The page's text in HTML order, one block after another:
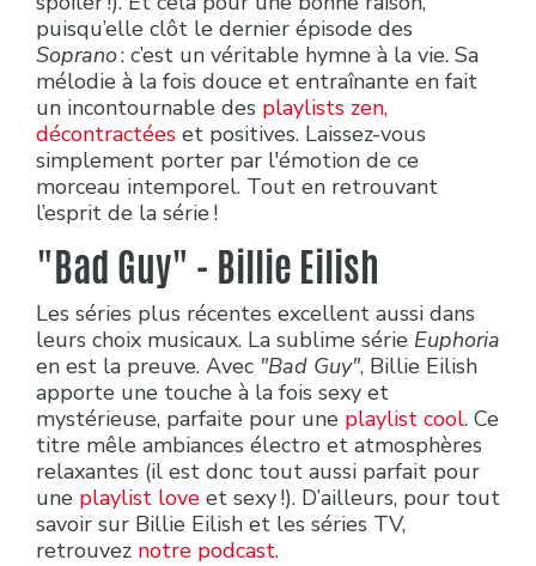
puisqu’elle clôt le dernier épisode des
Soprano: c’est un véritable hymne à la vie. Sa
mélodie à la fois douce et entraînante en fait
un incontournable des playlists zen,
décontractées et positives. Laissez-vous
simplement porter par l'émotion de ce
morceau intemporel. Tout en retrouvant
l’esprit de la série !
"Bad Guy" - Billie Eilish
Les séries plus récentes excellent aussi dans
leurs choix musicaux. La sublime série Euphoria
en est la preuve. Avec "Bad Guy", Billie Eilish
apporte une touche à la fois sexy et
mystérieuse, parfaite pour une playlist cool. Ce
titre mêle ambiances électro et atmosphères
relaxantes (il est donc tout aussi parfait pour
une playlist love et sexy !). D’ailleurs, pour tout
savoir sur Billie Eilish et les séries TV,
retrouvez notre podcast.